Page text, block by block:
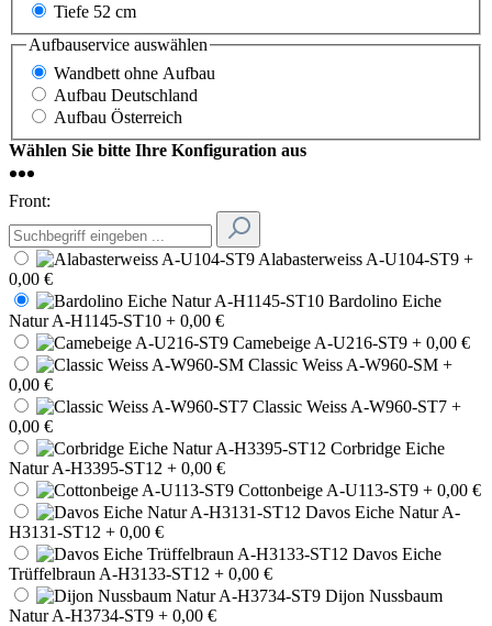
Tiefe 52 cm
Aufbauservice auswählen
Wandbett ohne Aufbau
Aufbau Deutschland
Aufbau Österreich
Wählen Sie bitte Ihre Konfiguration aus
Front:
Alabasterweiss A-U104-ST9 +
0,00 €
Bardolino Eiche
Natur A-H1145-ST10 + 0,00 €
Camebeige A-U216-ST9 + 0,00 €
Classic Weiss A-W960-SM +
0,00 €
Classic Weiss A-W960-ST7 +
0,00 €
Corbridge Eiche
Natur A-H3395-ST12 + 0,00 €
Cottonbeige A-U113-ST9 + 0,00 €
Davos Eiche Natur A-
H3131-ST12 + 0,00 €
Davos Eiche
Trüffelbraun A-H3133-ST12 + 0,00 €
Dijon Nussbaum
Natur A-H3734-ST9 + 0,00 €